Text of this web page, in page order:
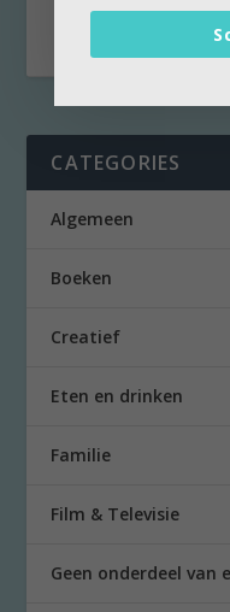
Wanneer ik...
CATEGORIES
Algemeen
Boeken
Creatief
Eten en drinken
Familie
Film & Televisie
Geen onderdeel van